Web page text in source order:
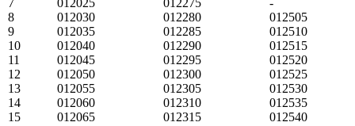
8
012030 012280
012505
9
012035 012285
012510
10
012040 012290
012515
11
012045 012295
012520
12
012050 012300
012525
13
012055 012305
012530
14
012060 012310
012535
15
012065 012315
012540